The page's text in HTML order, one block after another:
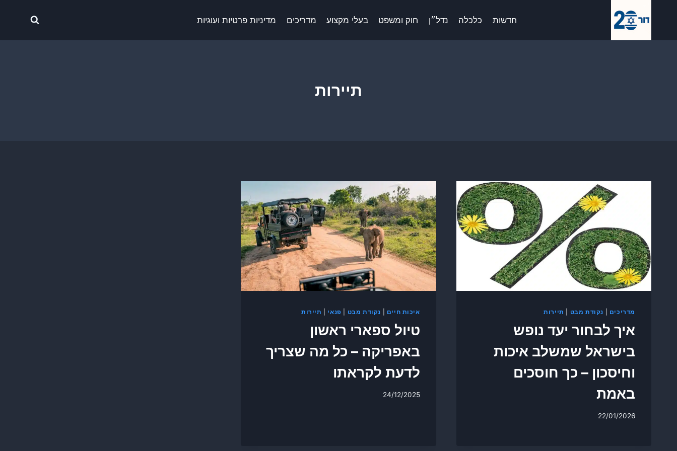
חדשות כלכלה נדל״ן חוק ומשפט בעלי מקצוע מדריכים מדיניות פרטיות ועוגיות
תיירות
מדריכים נקודת מבט תיירות
איך לבחור יעד נופש
בישראל שמשלב איכות
וחיסכון – כך חוסכים
באמת
22/01/2026
איכות חיים נקודת מבט פנאי תיירות
טיול ספארי ראשון
באפריקה – כל מה שצריך
לדעת לקראתו
24/12/2025